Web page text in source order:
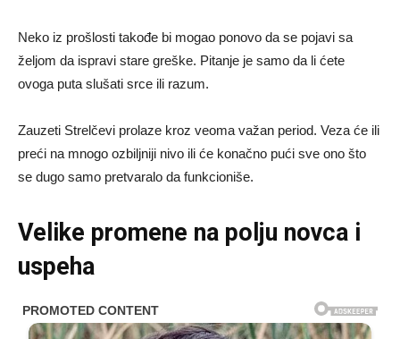
Neko iz prošlosti takođe bi mogao ponovo da se pojavi sa
željom da ispravi stare greške. Pitanje je samo da li ćete
ovoga puta slušati srce ili razum.
Zauzeti Strelčevi prolaze kroz veoma važan period. Veza će ili
preći na mnogo ozbiljniji nivo ili će konačno pući sve ono što
se dugo samo pretvaralo da funkcioniše.
Velike promene na polju novca i
uspeha